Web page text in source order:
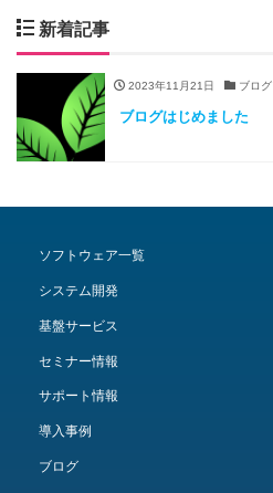
新着記事
2023年11月21日 ブログ
ブログはじめました
ソフトウェア一覧
システム開発
基盤サービス
セミナー情報
サポート情報
導入事例
ブログ